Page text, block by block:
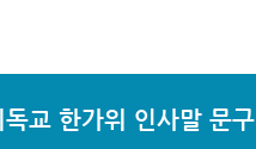
교 한가위 인사말 문구